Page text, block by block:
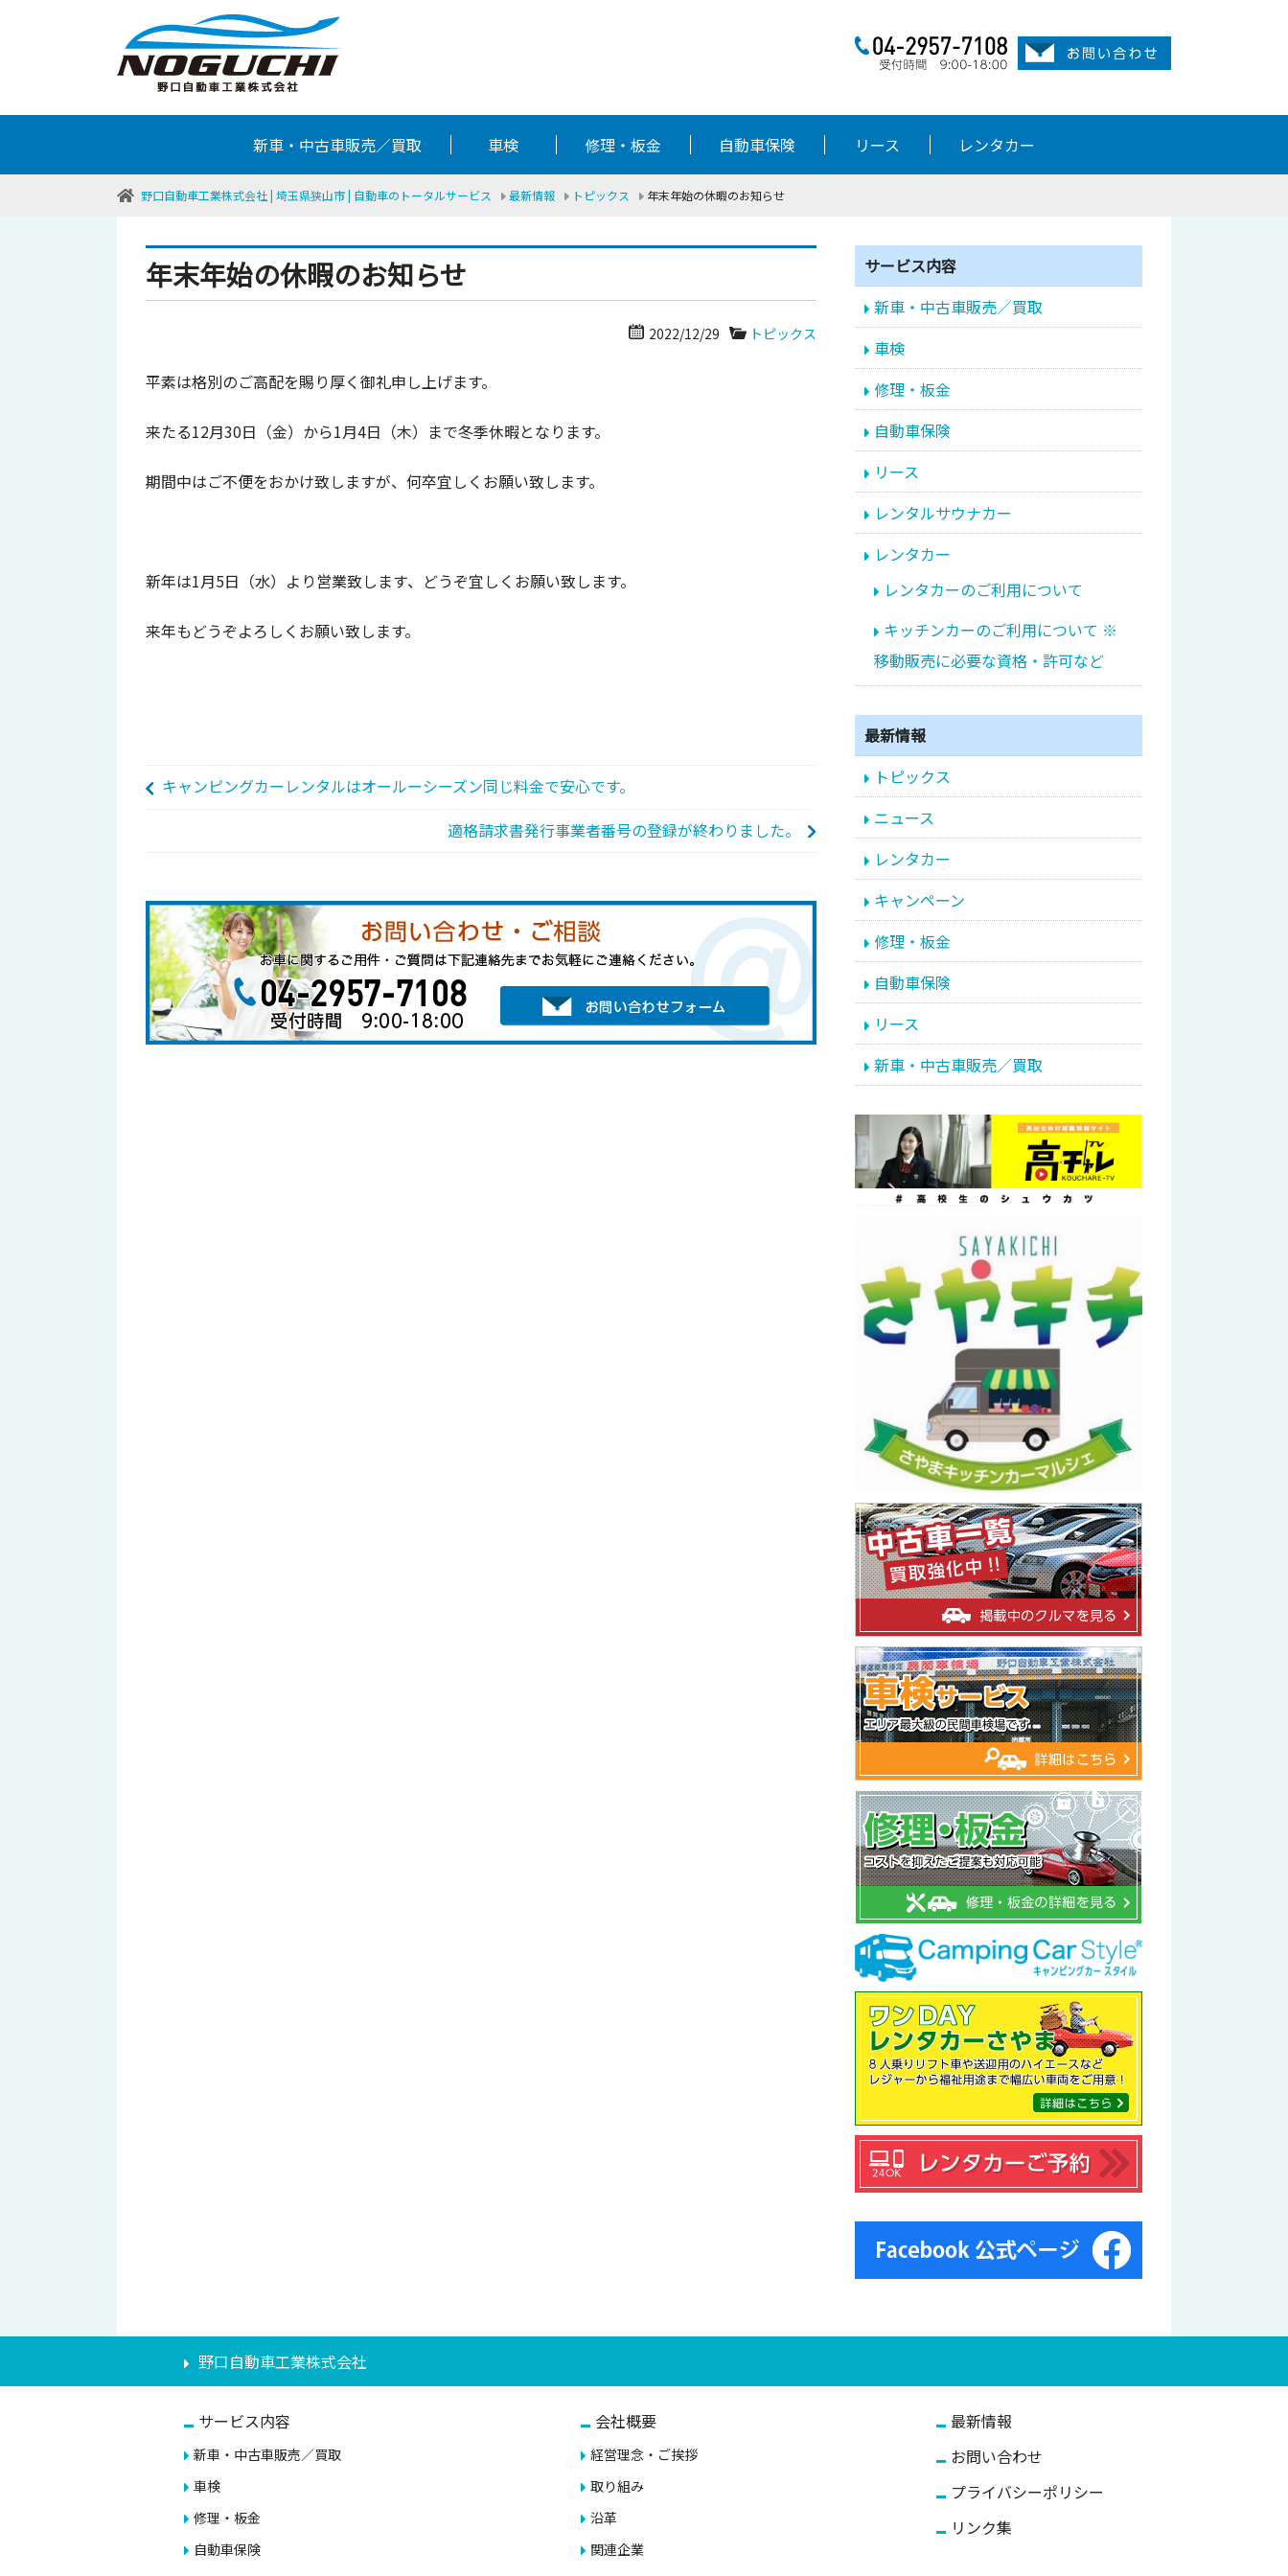
新車・中古車販売／買取 車検 修理・板金 自動車保険 リース レンタカー
野口自動車工業株式会社 | 埼玉県狭山市 | 自動車のトータルサービス 最新情報 トピックス 年末年始の休暇のお知らせ
年末年始の休暇のお知らせ
2022/12/29 トピックス
平素は格別のご高配を賜り厚く御礼申し上げます。
来たる12月30日（金）から1月4日（木）まで冬季休暇となります。
期間中はご不便をおかけ致しますが、何卒宜しくお願い致します。
新年は1月5日（水）より営業致します、どうぞ宜しくお願い致します。
来年もどうぞよろしくお願い致します。
キャンピングカーレンタルはオールーシーズン同じ料金で安心です。
適格請求書発行事業者番号の登録が終わりました。
サービス内容
新車・中古車販売／買取
車検
修理・板金
自動車保険
リース
レンタルサウナカー
レンタカー
レンタカーのご利用について
キッチンカーのご利用について ※
移動販売に必要な資格・許可など
最新情報
トピックス
ニュース
レンタカー
キャンペーン
修理・板金
自動車保険
リース
新車・中古車販売／買取
野口自動車工業株式会社
サービス内容
新車・中古車販売／買取
車検
修理・板金
自動車保険
会社概要
経営理念・ご挨拶
取り組み
沿革
関連企業
最新情報
お問い合わせ
プライバシーポリシー
リンク集